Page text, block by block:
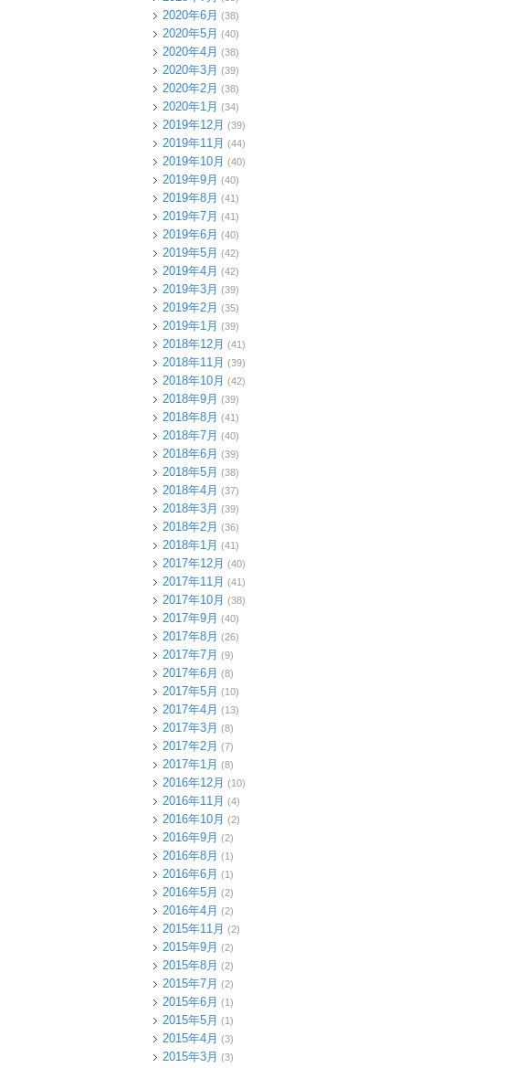
2020年6月 (38)
2020年5月 (40)
2020年4月 (38)
2020年3月 (39)
2020年2月 (38)
2020年1月 (34)
2019年12月 (39)
2019年11月 (44)
2019年10月 (40)
2019年9月 (40)
2019年8月 (41)
2019年7月 (41)
2019年6月 (40)
2019年5月 (42)
2019年4月 (42)
2019年3月 (39)
2019年2月 (35)
2019年1月 (39)
2018年12月 (41)
2018年11月 (39)
2018年10月 (42)
2018年9月 (39)
2018年8月 (41)
2018年7月 (40)
2018年6月 (39)
2018年5月 (38)
2018年4月 (37)
2018年3月 (39)
2018年2月 (36)
2018年1月 (41)
2017年12月 (40)
2017年11月 (41)
2017年10月 (38)
2017年9月 (40)
2017年8月 (26)
2017年7月 (9)
2017年6月 (8)
2017年5月 (10)
2017年4月 (13)
2017年3月 (8)
2017年2月 (7)
2017年1月 (8)
2016年12月 (10)
2016年11月 (4)
2016年10月 (2)
2016年9月 (2)
2016年8月 (1)
2016年6月 (1)
2016年5月 (2)
2016年4月 (2)
2015年11月 (2)
2015年9月 (2)
2015年8月 (2)
2015年7月 (2)
2015年6月 (1)
2015年5月 (1)
2015年4月 (3)
2015年3月 (3)